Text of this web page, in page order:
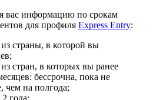
вас информацию по срокам
для профиля Express Entry:
из страны, в которой вы
стран, в которых вы ранее
бессрочна, пока не
чем на полгода;
2 года;